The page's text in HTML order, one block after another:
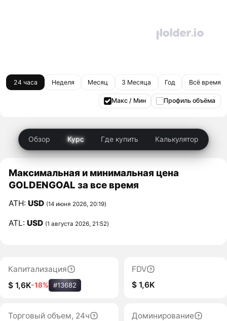
24 часа Неделя Месяц 3 Месяца Год Всё время
Макс / Мин Профиль объёма
Обзор Курс Где купить Калькулятор
Максимальная и минимальная цена
GOLDENGOAL за все время
ATH:USD (14 июня 2026, 20:19)
ATL:USD (1 августа 2026, 21:52)
Капитализация
$ 1,6K-18% #13682
FDV
$ 1,6K
Торговый объем, 24ч
Доминирование